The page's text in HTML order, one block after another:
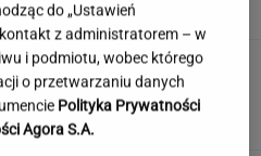
nawyk może mieć
konsekwencje. Też tak robisz?
do „Ustawień
z administratorem – w
i podmiotu, wobec którego
o przetwarzaniu danych
Polityka Prywatności
Agora S.A.